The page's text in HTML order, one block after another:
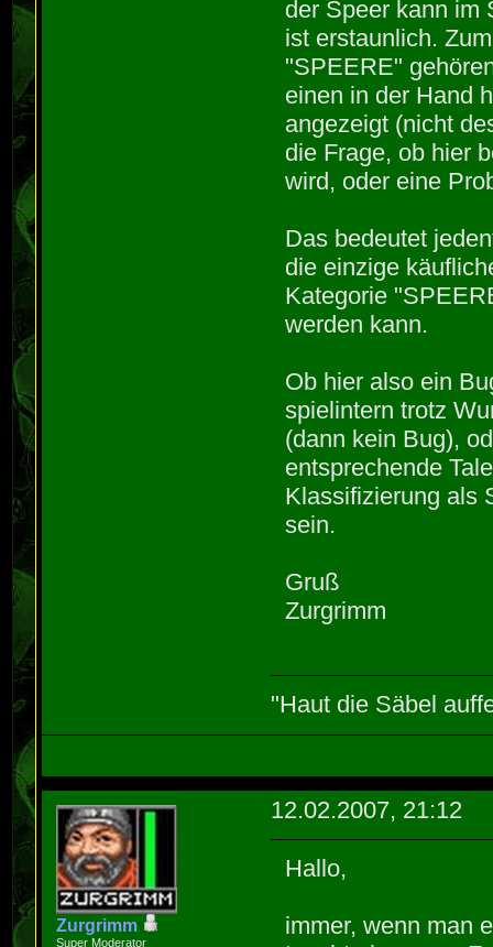
der Speer kann im
ist erstaunlich.
"SPEERE"
einen in der Hand
angezeigt (nicht
die Frage, ob hier
wird, oder eine
Das bedeutet
die einzige
Kategorie
werden kann.
Ob hier also ein
spielintern trotz
(dann kein Bug),
entsprechende
Klassifizierung als
sein.
Gruß
Zurgrimm
"Haut die Säbel
Zurgrimm
Super Moderator
12.02.2007, 21:12
Hallo,
immer, wenn man